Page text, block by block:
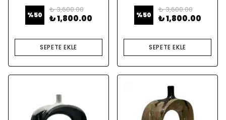
%50
₺ 3,600.00
₺ 1,800.00
SEPETE EKLE
%50
₺ 3,600.00
₺ 1,800.00
SEPETE EKLE